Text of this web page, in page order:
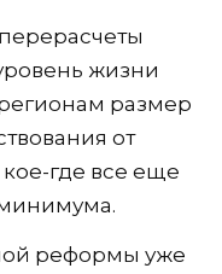
жизни
размер
от
кое-где все еще
реформы уже